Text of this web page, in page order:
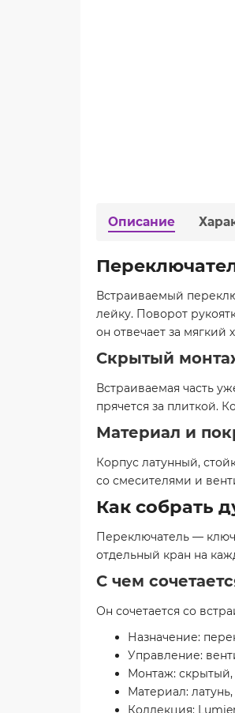
Описание
Встраиваемый
лейку. Поворот
он отвечает за мягкий
Скрытый
Встраиваемая часть
прячется за плиткой.
Материал и
Корпус латунный,
со смесителями и
Как собрать
Переключатель —
отдельный кран на
С чем
Он сочетается со
Назначение:
Управление:
Монтаж: скрытый,
Материал:
Коллекция: